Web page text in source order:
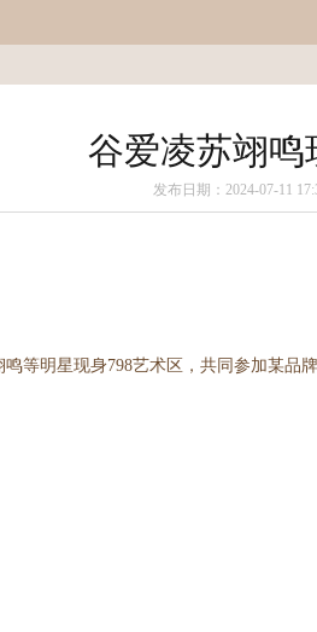
谷爱凌苏翊鸣
发布日期：2024-07-11
等明星现身798艺术区，共同参加某品牌